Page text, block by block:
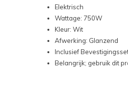
Elektrisch
Wattage: 750W
Kleur: Wit
Afwerking: Glanzend
Inclusief
Belangrijk; gebruik dit